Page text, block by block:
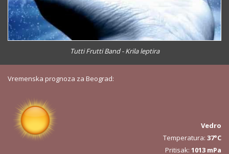
Tutti Frutti Band - Krila leptira
Vremenska prognoza za Beograd:
Vedro
Temperatura: 37°C
Pritisak: 1013 mPa